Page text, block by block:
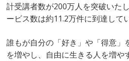
計受講者数が200万人を突破いた
ービス数は約11.2万件に到達して
誰もが自分の「好き」や「得意
を増やし、自由に生きる人を増